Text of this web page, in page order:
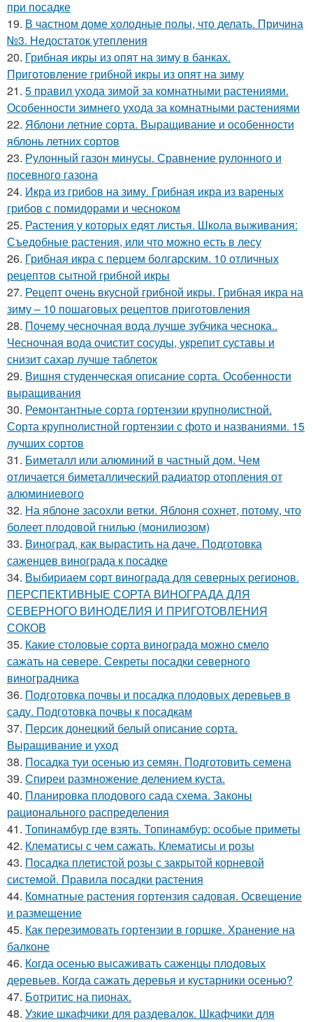
при посадке
19. В частном доме холодные полы, что делать. Причина
№3. Недостаток утепления
20. Грибная икры из опят на зиму в банках.
Приготовление грибной икры из опят на зиму
21. 5 правил ухода зимой за комнатными растениями.
Особенности зимнего ухода за комнатными растениями
22. Яблони летние сорта. Выращивание и особенности
яблонь летних сортов
23. Рулонный газон минусы. Сравнение рулонного и
посевного газона
24. Икра из грибов на зиму. Грибная икра из вареных
грибов с помидорами и чесноком
25. Растения у которых едят листья. Школа выживания:
Съедобные растения, или что можно есть в лесу
26. Грибная икра с перцем болгарским. 10 отличных
рецептов сытной грибной икры
27. Рецепт очень вкусной грибной икры. Грибная икра на
зиму – 10 пошаговых рецептов приготовления
28. Почему чесночная вода лучше зубчика чеснока..
Чесночная вода очистит сосуды, укрепит суставы и
снизит сахар лучше таблеток
29. Вишня студенческая описание сорта. Особенности
выращивания
30. Ремонтантные сорта гортензии крупнолистной.
Сорта крупнолистной гортензии с фото и названиями. 15
лучших сортов
31. Биметалл или алюминий в частный дом. Чем
отличается биметаллический радиатор отопления от
алюминиевого
32. На яблоне засохли ветки. Яблоня сохнет, потому, что
болеет плодовой гнилью (монилиозом)
33. Виноград, как вырастить на даче. Подготовка
саженцев винограда к посадке
34. Выбириаем сорт винограда для северных регионов.
ПЕРСПЕКТИВНЫЕ СОРТА ВИНОГРАДА ДЛЯ
CЕВЕРНОГО ВИНОДЕЛИЯ И ПРИГОТОВЛЕНИЯ
СОКОВ
35. Какие столовые сорта винограда можно смело
сажать на севере. Секреты посадки северного
виноградника
36. Подготовка почвы и посадка плодовых деревьев в
саду. Подготовка почвы к посадкам
37. Персик донецкий белый описание сорта.
Выращивание и уход
38. Посадка туи осенью из семян. Подготовить семена
39. Спиреи размножение делением куста.
40. Планировка плодового сада схема. Законы
рационального распределения
41. Топинамбур где взять. Топинамбур: особые приметы
42. Клематисы с чем сажать. Клематисы и розы
43. Посадка плетистой розы с закрытой корневой
системой. Правила посадки растения
44. Комнатные растения гортензия садовая. Освещение
и размещение
45. Как перезимовать гортензии в горшке. Хранение на
балконе
46. Когда осенью высаживать саженцы плодовых
деревьев. Когда сажать деревья и кустарники осенью?
47. Ботритис на пионах.
48. Узкие шкафчики для раздевалок. Шкафчики для